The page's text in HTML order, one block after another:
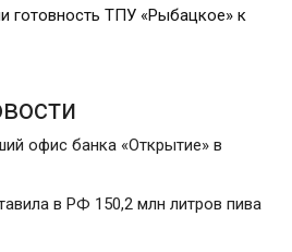
готовность ТПУ «Рыбацкое» к
офис банка «Открытие» в
в РФ 150,2 млн литров пива